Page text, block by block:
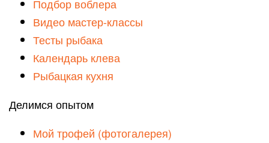
Подбор воблера
Видео мастер-классы
Тесты рыбака
Календарь клева
Рыбацкая кухня
Делимся опытом
Мой трофей (фотогалерея)